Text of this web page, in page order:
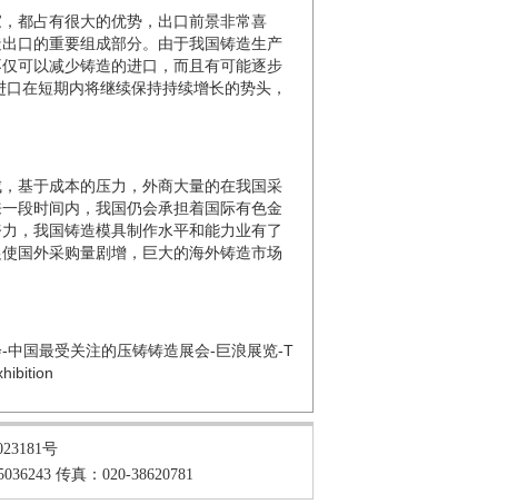
都占有很大的优势，出口前景非常喜
口的重要组成部分。由于我国铸造生产
可以减少铸造的进口，而且有可能逐步
在短期内将继续保持持续增长的势头，
基于成本的压力，外商大量的在我国采
段时间内，我国仍会承担着国际有色金
，我国铸造模具制作水平和能力业有了
国外采购量剧增，巨大的海外铸造市场
国最受关注的压铸铸造展会-巨浪展览-T
号
传真：020-38620781